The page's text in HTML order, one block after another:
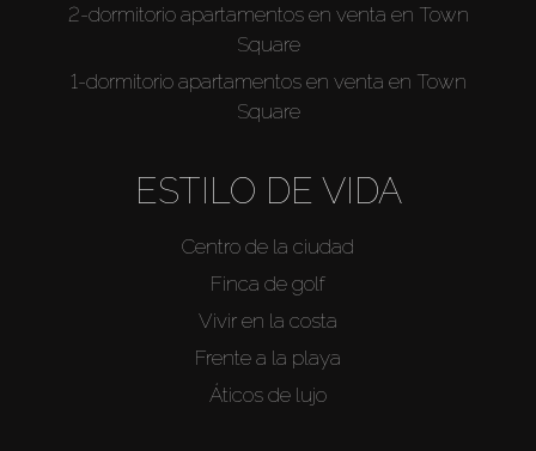
2-dormitorio apartamentos en venta en Town
Square
1-dormitorio apartamentos en venta en Town
Square
ESTILO DE VIDA
Centro de la ciudad
Finca de golf
Vivir en la costa
Frente a la playa
Áticos de lujo